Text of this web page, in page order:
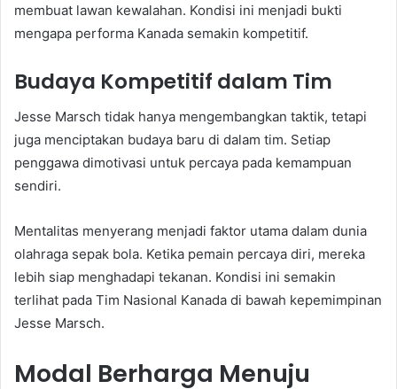
membuat lawan kewalahan. Kondisi ini menjadi bukti
mengapa performa Kanada semakin kompetitif.
Budaya Kompetitif dalam Tim
Jesse Marsch tidak hanya mengembangkan taktik, tetapi
juga menciptakan budaya baru di dalam tim. Setiap
penggawa dimotivasi untuk percaya pada kemampuan
sendiri.
Mentalitas menyerang menjadi faktor utama dalam dunia
olahraga sepak bola. Ketika pemain percaya diri, mereka
lebih siap menghadapi tekanan. Kondisi ini semakin
terlihat pada Tim Nasional Kanada di bawah kepemimpinan
Jesse Marsch.
Modal Berharga Menuju